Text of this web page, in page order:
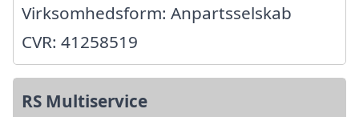
Virksomhedsform: Anpartsselskab
CVR: 41258519
RS Multiservice